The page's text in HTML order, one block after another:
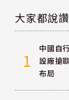
大家都說讚
1
中國自
設廠搶
布局